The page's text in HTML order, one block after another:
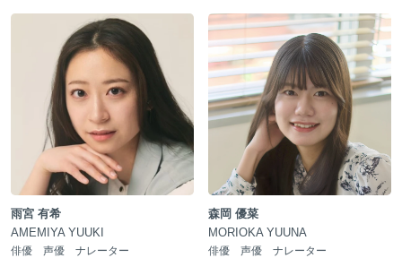
雨宮 有希
AMEMIYA YUUKI
俳優 声優 ナレーター
森岡 優菜
MORIOKA YUUNA
俳優 声優 ナレーター